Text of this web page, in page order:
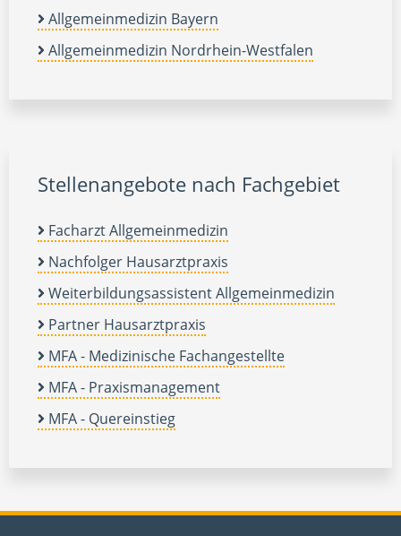
Allgemeinmedizin Bayern
Allgemeinmedizin Nordrhein-Westfalen
Stellenangebote nach Fachgebiet
Facharzt Allgemeinmedizin
Nachfolger Hausarztpraxis
Weiterbildungsassistent Allgemeinmedizin
Partner Hausarztpraxis
MFA - Medizinische Fachangestellte
MFA - Praxismanagement
MFA - Quereinstieg